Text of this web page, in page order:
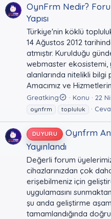
OynFrm Nedir?
Yapısı
Türkiye'nin köklü
14 Ağustos 2012
atmıştır. Kurulduğu
webmaster ekosistemi,
alanlarında nitelikli bilgi
Amacımız ve
Greatking Konu 22
oynfrm
topluluk
DUYURU
Oynfrm
Yayınlandı
Değerli forum
cihazlarınızdan çok
erişebilmeniz için
uygulamasını
şu anda geliştirme
tamamlandığında